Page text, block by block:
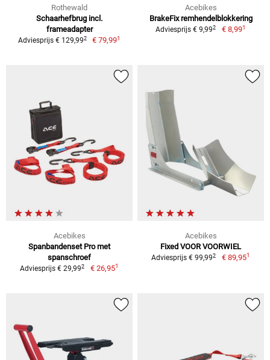
Rothewald
Schaarhefbrug incl.
frameadapter
Adviesprijs € 129,992 € 79,991
Acebikes
BrakeFix remhendelblokkering
Adviesprijs € 9,992 € 8,991
Acebikes
Spanbandenset Pro met
spanschroef
Adviesprijs € 29,992 € 26,951
Acebikes
Fixed VOOR VOORWIEL
Adviesprijs € 99,992 € 89,951